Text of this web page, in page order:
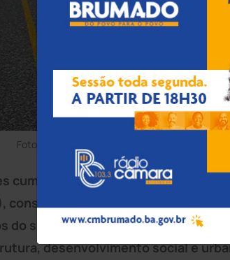
Foto: Raí Vitor/GOVBA
cumpriu uma extensa agenda em
consolidando um dos maiores
do sudoeste daBahia. Com foco
desenvolvimento social e